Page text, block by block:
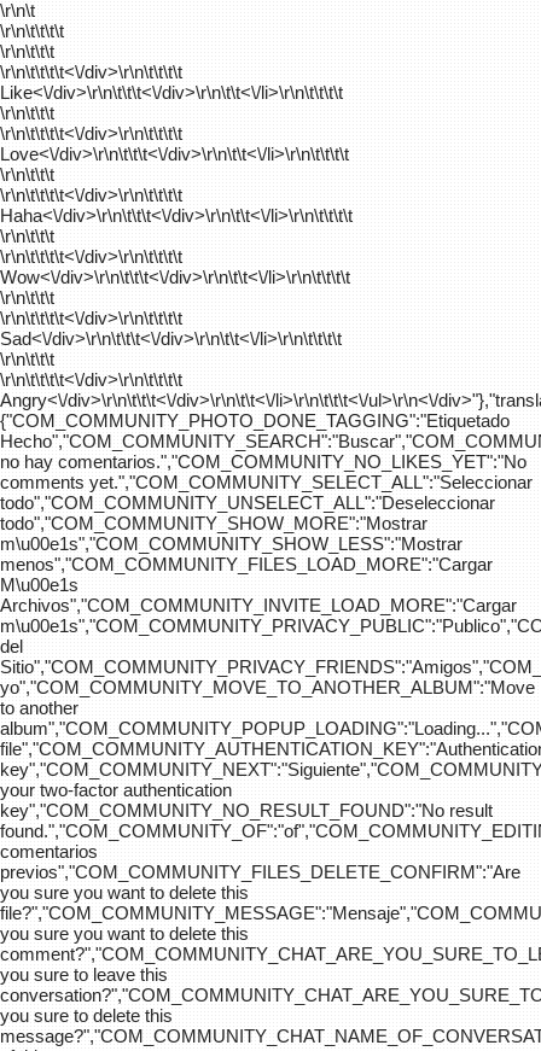
\r\n\t
\r\n\t\t\t\t
\r\n\t\t\t
\r\n\t\t\t\t<\/div>\r\n\t\t\t\t
Like<\/div>\r\n\t\t\t<\/div>\r\n\t\t<\/li>\r\n\t\t\t\t
\r\n\t\t\t
\r\n\t\t\t\t<\/div>\r\n\t\t\t\t
Love<\/div>\r\n\t\t\t<\/div>\r\n\t\t<\/li>\r\n\t\t\t\t
\r\n\t\t\t
\r\n\t\t\t\t<\/div>\r\n\t\t\t\t
Haha<\/div>\r\n\t\t\t<\/div>\r\n\t\t<\/li>\r\n\t\t\t\t
\r\n\t\t\t
\r\n\t\t\t\t<\/div>\r\n\t\t\t\t
Wow<\/div>\r\n\t\t\t<\/div>\r\n\t\t<\/li>\r\n\t\t\t\t
\r\n\t\t\t
\r\n\t\t\t\t<\/div>\r\n\t\t\t\t
Sad<\/div>\r\n\t\t\t<\/div>\r\n\t\t<\/li>\r\n\t\t\t\t
\r\n\t\t\t
\r\n\t\t\t\t<\/div>\r\n\t\t\t\t
Angry<\/div>\r\n\t\t\t<\/div>\r\n\t\t<\/li>\r\n\t\t\t<\/ul>\r\n<\/
{"COM_COMMUNITY_PHOTO_DONE_TAGGING":"Etiquetado
no hay comentarios.","COM_COMMUNITY_NO_LIKES_YET":"No
comments yet.","COM_COMMUNITY_SELECT_ALL":"Seleccionar
todo","COM_COMMUNITY_UNSELECT_ALL":"Deseleccionar
todo","COM_COMMUNITY_SHOW_MORE":"Mostrar
m\u00e1s","COM_COMMUNITY_SHOW_LESS":"Mostrar
menos","COM_COMMUNITY_FILES_LOAD_MORE":"Cargar
M\u00e1s
Archivos","COM_COMMUNITY_INVITE_LOAD_MORE":"Cargar
del
yo","COM_COMMUNITY_MOVE_TO_ANOTHER_ALBUM":"Move
to another
your two-factor authentication
key","COM_COMMUNITY_NO_RESULT_FOUND":"No result
comentarios
previos","COM_COMMUNITY_FILES_DELETE_CONFIRM":"Are
you sure you want to delete this
you sure you want to delete this
you sure to leave this
you sure to delete this